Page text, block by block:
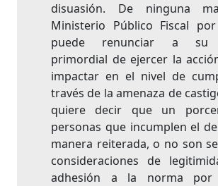
disuasión. De ninguna
Ministerio Público Fiscal
puede renunciar a su
primordial de ejercer la
impactar en el nivel de
través de la amenaza de
quiere decir que un
personas que incumplen el
manera reiterada, o no son
consideraciones de
adhesión a la norma por